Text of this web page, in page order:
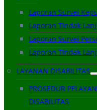
Laporan Survei
Laporan Tindak
Laporan Survei
Laporan Tindak
LAYANAN DISABILITAS
PROSEDUR
DISABILITAS